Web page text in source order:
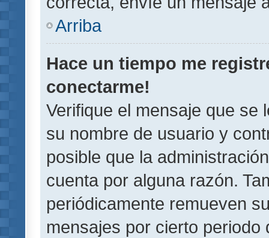
Arriba
Hace un tiempo me
conectarme!
Verifique el mensaje que se
su nombre de usuario y
posible que la
cuenta por alguna razón.
periódicamente remueven
mensajes por cierto